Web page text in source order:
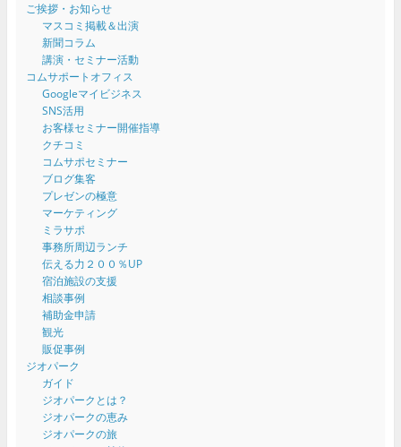
ご挨拶・お知らせ
マスコミ掲載＆出演
新聞コラム
講演・セミナー活動
コムサポートオフィス
Googleマイビジネス
SNS活用
お客様セミナー開催指導
クチコミ
コムサポセミナー
ブログ集客
プレゼンの極意
マーケティング
ミラサポ
事務所周辺ランチ
伝える力２００％UP
宿泊施設の支援
相談事例
補助金申請
観光
販促事例
ジオパーク
ガイド
ジオパークとは？
ジオパークの恵み
ジオパークの旅